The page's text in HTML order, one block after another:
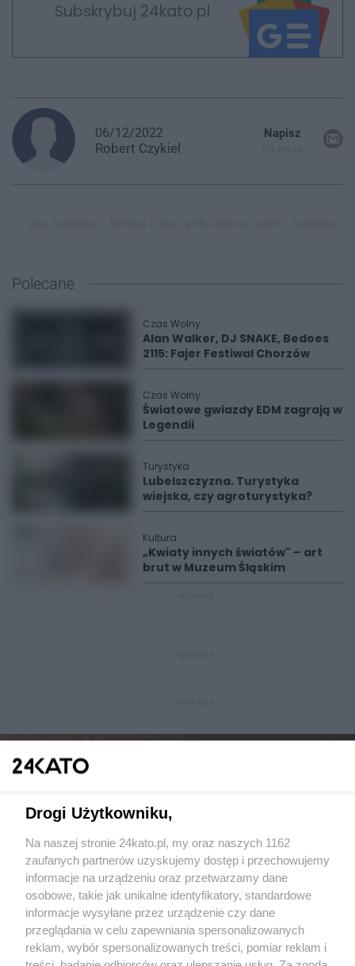
Subskrybuj 24kato.pl
06/12/2022
Robert Czykiel
Napisz
Polecane
Czas Wolny
Alan Walker, DJ SNAKE, Bedoes
2115: Fajer Festiwal Chorzów
Czas Wolny
Światowe gwiazdy EDM zagrają w
Legendii
Turystyka
Lubelszczyzna. Turystyka
wiejska, czy agroturystyka?
Kultura
„Kwiaty innych światów" – art
brut w Muzeum Śląskim
Wydawca mediów lokalnych
Nie zapomnij
Drogi Użytkowniku,
Na naszej stronie 24kato.pl, my oraz naszych 1162
zaufanych partnerów uzyskujemy dostęp i przechowujemy
informacje na urządzeniu oraz przetwarzamy dane
osobowe, takie jak unikalne identyfikatory, standardowe
informacje wysyłane przez urządzenie czy dane
przeglądania w celu zapewniania spersonalizowanych
reklam, wybór spersonalizowanych treści, pomiar reklam i